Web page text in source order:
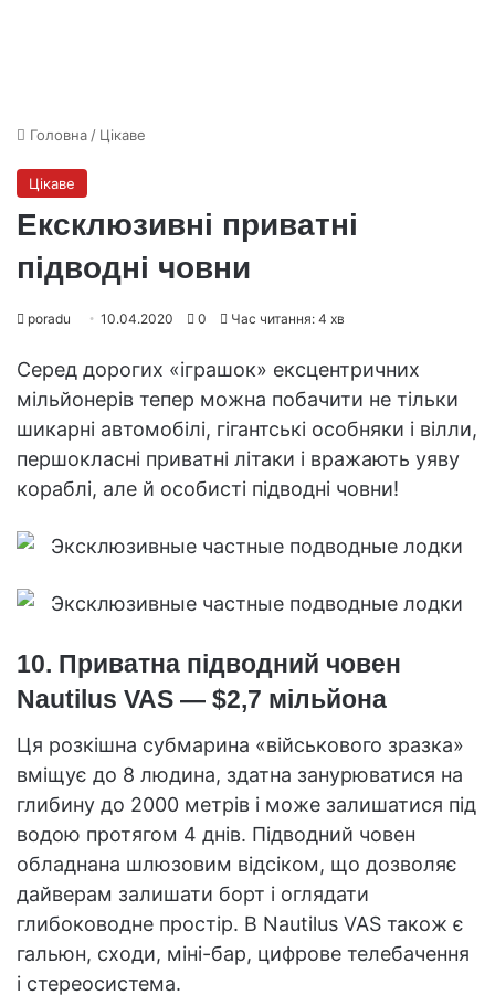
Головна / Цікаве
Цікаве
Ексклюзивні приватні
підводні човни
poradu 10.04.2020 0 Час читання: 4 хв
Серед дорогих «іграшок» ексцентричних
мільйонерів тепер можна побачити не тільки
шикарні автомобілі, гігантські особняки і вілли,
першокласні приватні літаки і вражають уяву
кораблі, але й особисті підводні човни!
10. Приватна підводний човен
Nautilus VAS — $2,7 мільйона
Ця розкішна субмарина «військового зразка»
вміщує до 8 людина, здатна занурюватися на
глибину до 2000 метрів і може залишатися під
водою протягом 4 днів. Підводний човен
обладнана шлюзовим відсіком, що дозволяє
дайверам залишати борт і оглядати
глибоководне простір. В Nautilus VAS також є
гальюн, сходи, міні-бар, цифрове телебачення
і стереосистема.